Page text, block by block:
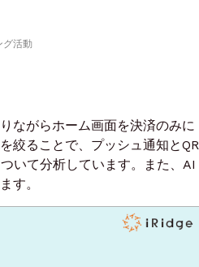
活動
ながらホーム画面を決済のみに
絞ることで、プッシュ通知とQR
いて分析しています。また、AI
す。